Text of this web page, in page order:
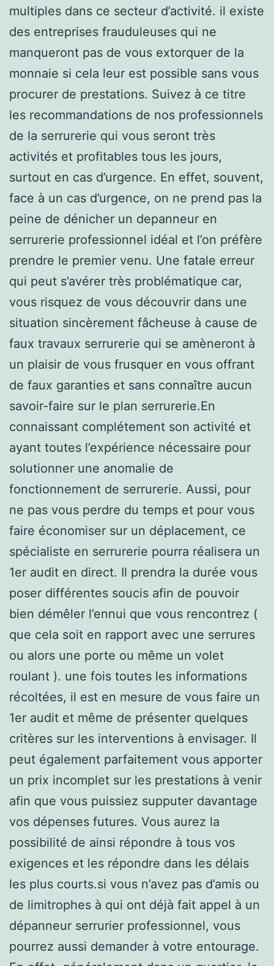
multiples dans ce secteur d’activité. il existe
des entreprises frauduleuses qui ne
manqueront pas de vous extorquer de la
monnaie si cela leur est possible sans vous
procurer de prestations. Suivez à ce titre
les recommandations de nos professionnels
de la serrurerie qui vous seront très
activités et profitables tous les jours,
surtout en cas d’urgence. En effet, souvent,
face à un cas d’urgence, on ne prend pas la
peine de dénicher un depanneur en
serrurerie professionnel idéal et l’on préfère
prendre le premier venu. Une fatale erreur
qui peut s’avérer très problématique car,
vous risquez de vous découvrir dans une
situation sincèrement fâcheuse à cause de
faux travaux serrurerie qui se amèneront à
un plaisir de vous frusquer en vous offrant
de faux garanties et sans connaître aucun
savoir-faire sur le plan serrurerie.En
connaissant complétement son activité et
ayant toutes l’expérience nécessaire pour
solutionner une anomalie de
fonctionnement de serrurerie. Aussi, pour
ne pas vous perdre du temps et pour vous
faire économiser sur un déplacement, ce
spécialiste en serrurerie pourra réalisera un
1er audit en direct. Il prendra la durée vous
poser différentes soucis afin de pouvoir
bien démêler l’ennui que vous rencontrez (
que cela soit en rapport avec une serrures
ou alors une porte ou même un volet
roulant ). une fois toutes les informations
récoltées, il est en mesure de vous faire un
1er audit et même de présenter quelques
critères sur les interventions à envisager. Il
peut également parfaitement vous apporter
un prix incomplet sur les prestations à venir
afin que vous puissiez supputer davantage
vos dépenses futures. Vous aurez la
possibilité de ainsi répondre à tous vos
exigences et les répondre dans les délais
les plus courts.si vous n’avez pas d’amis ou
de limitrophes à qui ont déjà fait appel à un
dépanneur serrurier professionnel, vous
pourrez aussi demander à votre entourage.